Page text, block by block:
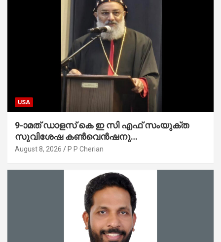
USA
9-ാമത് ഡാളസ് കെ ഇ സി എഫ് സംയുക്ത
സുവിശേഷ കൺവെൻഷനു
പ്രാർത്ഥനാനിർഭരമായ തുടക്കം
August 8, 2026 P P Cherian